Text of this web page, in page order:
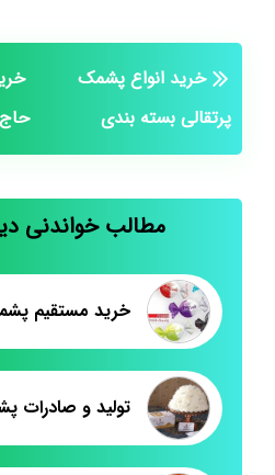
خرید انواع پشمک
پرتقالی بسته بندی
حاج
مطالب خواندنی